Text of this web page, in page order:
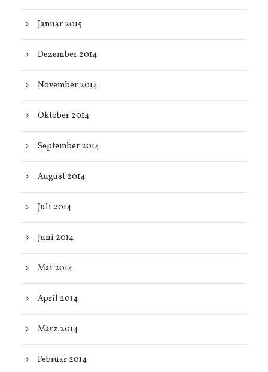
Januar 2015
Dezember 2014
November 2014
Oktober 2014
September 2014
August 2014
Juli 2014
Juni 2014
Mai 2014
April 2014
März 2014
Februar 2014